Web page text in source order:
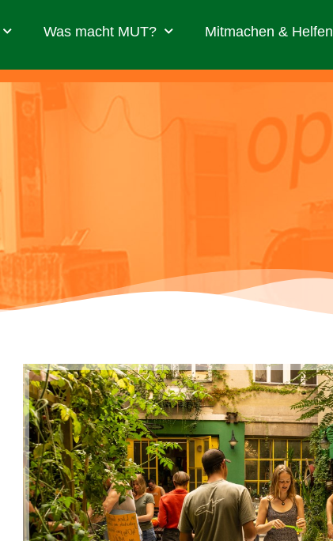
Was macht MUT? Mitmachen & Helfen